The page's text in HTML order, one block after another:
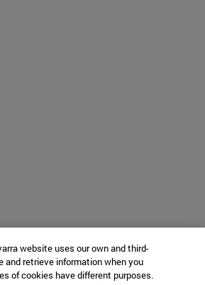
website uses our own and third-
and retrieve information when you
of cookies have different purposes.